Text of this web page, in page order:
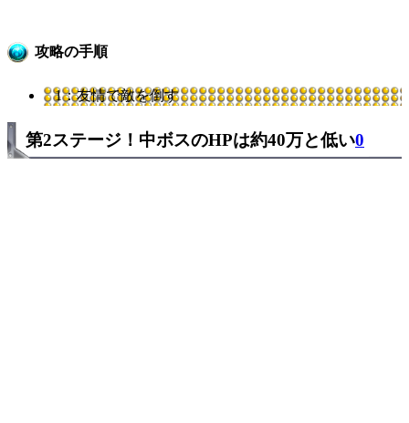
攻略の手順
1：友情で敵を倒す
第2ステージ！中ボスのHPは約40万と低い0